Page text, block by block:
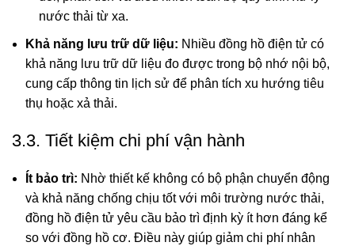
nước thải từ xa.
Khả năng lưu trữ dữ liệu: Nhiều đồng hồ điện tử có
khả năng lưu trữ dữ liệu đo được trong bộ nhớ nội bộ,
cung cấp thông tin lịch sử để phân tích xu hướng tiêu
thụ hoặc xả thải.
3.3. Tiết kiệm chi phí vận hành
Ít bảo trì: Nhờ thiết kế không có bộ phận chuyển động
và khả năng chống chịu tốt với môi trường nước thải,
đồng hồ điện tử yêu cầu bảo trì định kỳ ít hơn đáng kể
so với đồng hồ cơ. Điều này giúp giảm chi phí nhân